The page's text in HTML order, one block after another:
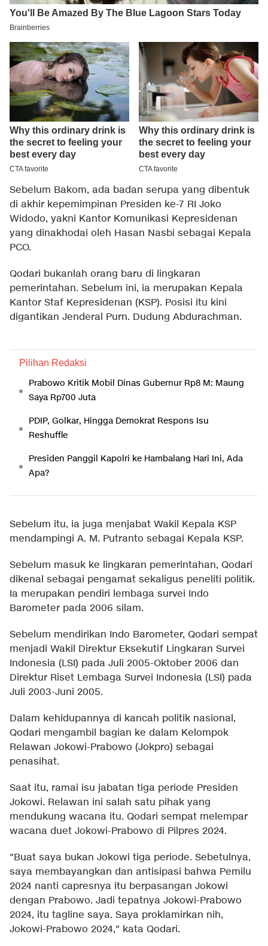
Sebelum Bakom, ada badan serupa yang dibentuk
di akhir kepemimpinan Presiden ke-7 RI Joko
Widodo, yakni Kantor Komunikasi Kepresidenan
yang dinakhodai oleh Hasan Nasbi sebagai Kepala
PCO.
Qodari bukanlah orang baru di lingkaran
pemerintahan. Sebelum ini, ia merupakan Kepala
Kantor Staf Kepresidenan (KSP). Posisi itu kini
digantikan Jenderal Purn. Dudung Abdurachman.
Pilihan Redaksi
Prabowo Kritik Mobil Dinas Gubernur Rp8 M: Maung
Saya Rp700 Juta
PDIP, Golkar, Hingga Demokrat Respons Isu
Reshuffle
Presiden Panggil Kapolri ke Hambalang Hari Ini, Ada
Apa?
Sebelum itu, ia juga menjabat Wakil Kepala KSP
mendampingi A. M. Putranto sebagai Kepala KSP.
Sebelum masuk ke lingkaran pemerintahan, Qodari
dikenal sebagai pengamat sekaligus peneliti politik.
Ia merupakan pendiri lembaga survei Indo
Barometer pada 2006 silam.
Sebelum mendirikan Indo Barometer, Qodari sempat
menjadi Wakil Direktur Eksekutif Lingkaran Survei
Indonesia (LSI) pada Juli 2005-Oktober 2006 dan
Direktur Riset Lembaga Survei Indonesia (LSI) pada
Juli 2003-Juni 2005.
Dalam kehidupannya di kancah politik nasional,
Qodari mengambil bagian ke dalam Kelompok
Relawan Jokowi-Prabowo (Jokpro) sebagai
penasihat.
Saat itu, ramai isu jabatan tiga periode Presiden
Jokowi. Relawan ini salah satu pihak yang
mendukung wacana itu. Qodari sempat melempar
wacana duet Jokowi-Prabowo di Pilpres 2024.
"Buat saya bukan Jokowi tiga periode. Sebetulnya,
saya membayangkan dan antisipasi bahwa Pemilu
2024 nanti capresnya itu berpasangan Jokowi
dengan Prabowo. Jadi tepatnya Jokowi-Prabowo
2024, itu tagline saya. Saya proklamirkan nih,
Jokowi-Prabowo 2024," kata Qodari.